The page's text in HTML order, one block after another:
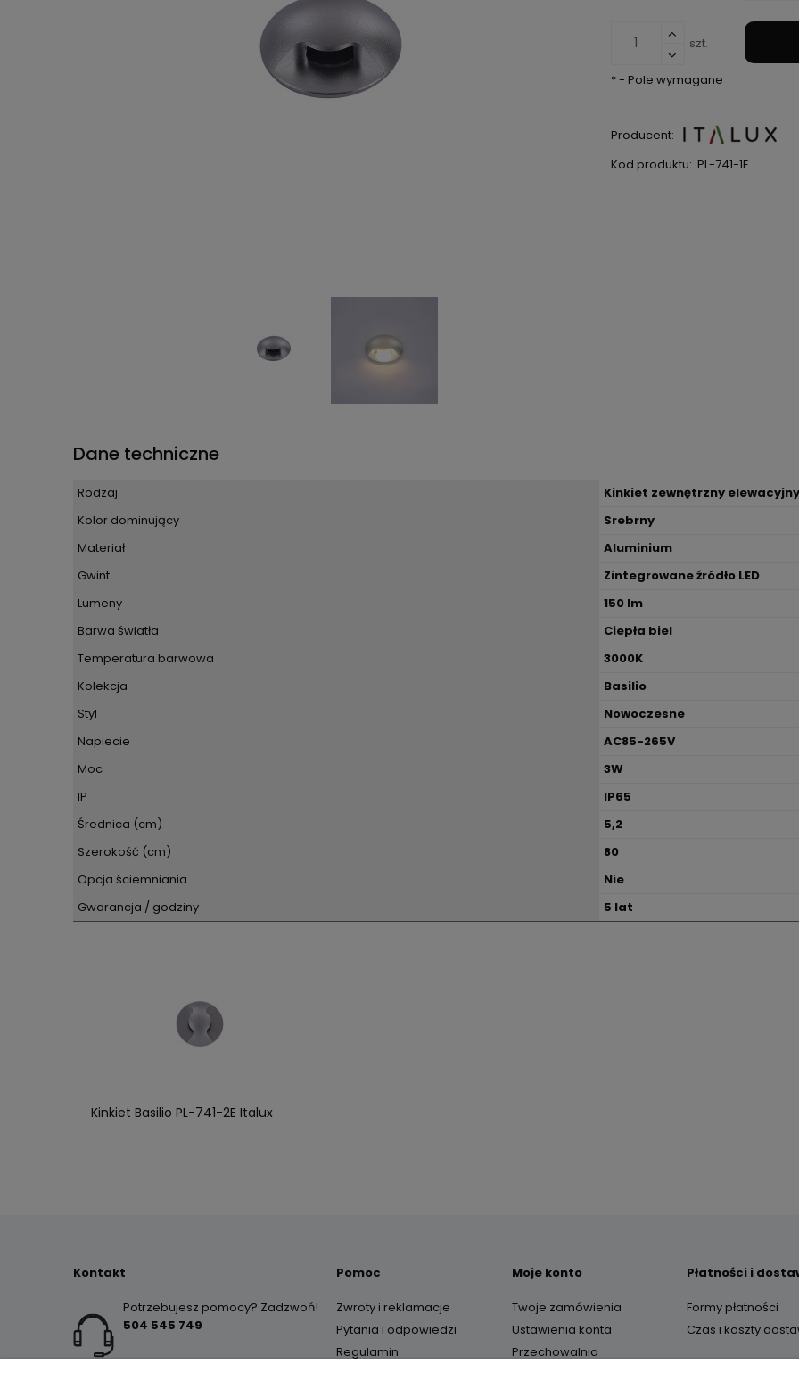
szt.
*- Pole wymagane
Producent:
Kod produktu: PL-741-1E
Dane techniczne
Rodzaj
Kinkiet zewnętrzny elewacyjny
Kolor dominujący
Srebrny
Materiał
Aluminium
Gwint
Zintegrowane źródło LED
Lumeny
150 lm
Barwa światła
Ciepła biel
Temperatura barwowa
3000K
Kolekcja
Basilio
Styl
Nowoczesne
Napiecie
AC85-265V
Moc
3W
IP
IP65
Średnica (cm)
5,2
Szerokość (cm)
80
Opcja ściemniania
Nie
Gwarancja / godziny
5 lat
Kinkiet Basilio PL-741-2E Italux
Kontakt
Potrzebujesz pomocy? Zadzwoń!
504 545 749
Pomoc
Zwroty i reklamacje
Pytania i odpowiedzi
Regulamin
Moje konto
Twoje zamówienia
Ustawienia konta
Przechowalnia
Płatności i
Formy płatności
Czas i koszty
O nas